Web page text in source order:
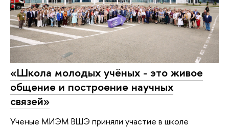
«Школа молодых учëных - это живое
общение и построение научных
связей»
Ученые МИЭМ ВШЭ приняли участие в школе